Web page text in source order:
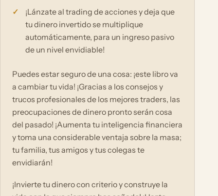
¡Lánzate al trading de acciones y deja que
tu dinero invertido se multiplique
automáticamente, para un ingreso pasivo
de un nivel envidiable!
Puedes estar seguro de una cosa: ¡este libro va
a cambiar tu vida! ¡Gracias a los consejos y
trucos profesionales de los mejores traders, las
preocupaciones de dinero pronto serán cosa
del pasado! ¡Aumenta tu inteligencia financiera
y toma una considerable ventaja sobre la masa;
tu familia, tus amigos y tus colegas te
envidiarán!
¡Invierte tu dinero con criterio y construye la